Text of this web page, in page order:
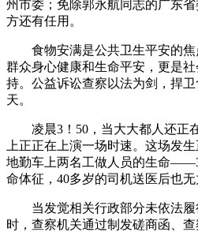
州市委；免除郭永航同志的广东
方还有任用。
食物安满是公共卫生平安的焦
群众身心健康和生命平安，更是
持。公益诉讼查察以法为剑，捍
天。
凌晨3！50，当大大都人还正
上正正在上演一场时速。这场发
地勤车上两名工做人员的生命
命体征，40多岁的司机送医后也无
当发觉相关行政部分未依法履
时，查察机关通过制发磋商函、